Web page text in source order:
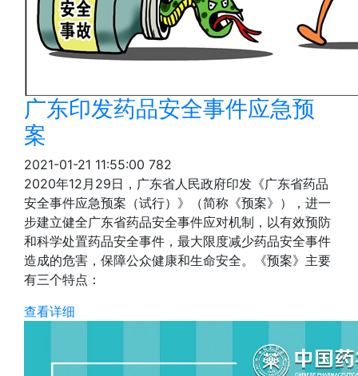
广东印发药品安全事件应急预
案
2021-01-21 11:55:00 782
2020年12月29日，广东省人民政府印发《广东省药品
安全事件应急预案（试行）》（简称《预案》），进一
步建立健全广东省药品安全事件应对机制，以有效预防
和科学处置药品安全事件，最大限度减少药品安全事件
造成的危害，保障公众健康和生命安全。《预案》主要
有三个特点：
查看详细